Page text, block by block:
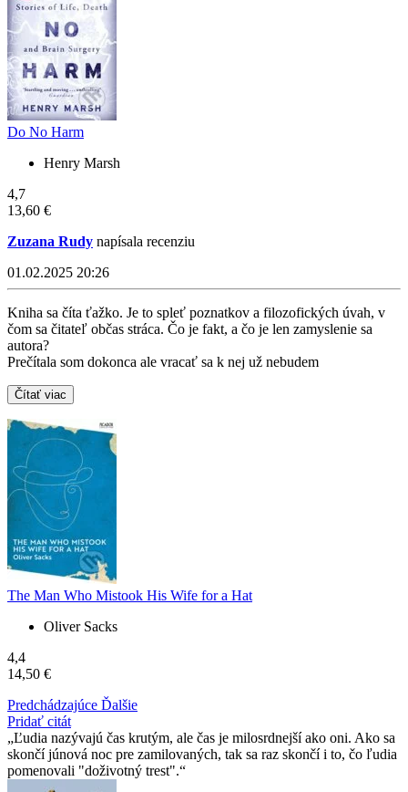
Do No Harm
Henry Marsh
4,7
13,60 €
Zuzana Rudy napísala recenziu
01.02.2025 20:26
Kniha sa číta ťažko. Je to spleť poznatkov a filozofických úvah, v
čom sa čitateľ občas stráca. Čo je fakt, a čo je len zamyslenie sa
autora?
Prečítala som dokonca ale vracať sa k nej už nebudem
Čítať viac
The Man Who Mistook His Wife for a Hat
Oliver Sacks
4,4
14,50 €
Predchádzajúce Ďalšie
Pridať citát
Ľudia nazývajú čas krutým, ale čas je milosrdnejší ako oni. Ako sa
skončí júnová noc pre zamilovaných, tak sa raz skončí i to, čo ľudia
pomenovali "doživotný trest".